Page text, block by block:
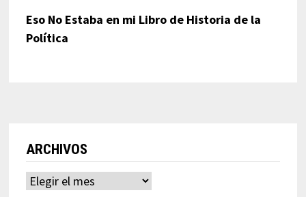
Eso No Estaba en mi Libro de Historia de la
Política
ARCHIVOS
Archivos